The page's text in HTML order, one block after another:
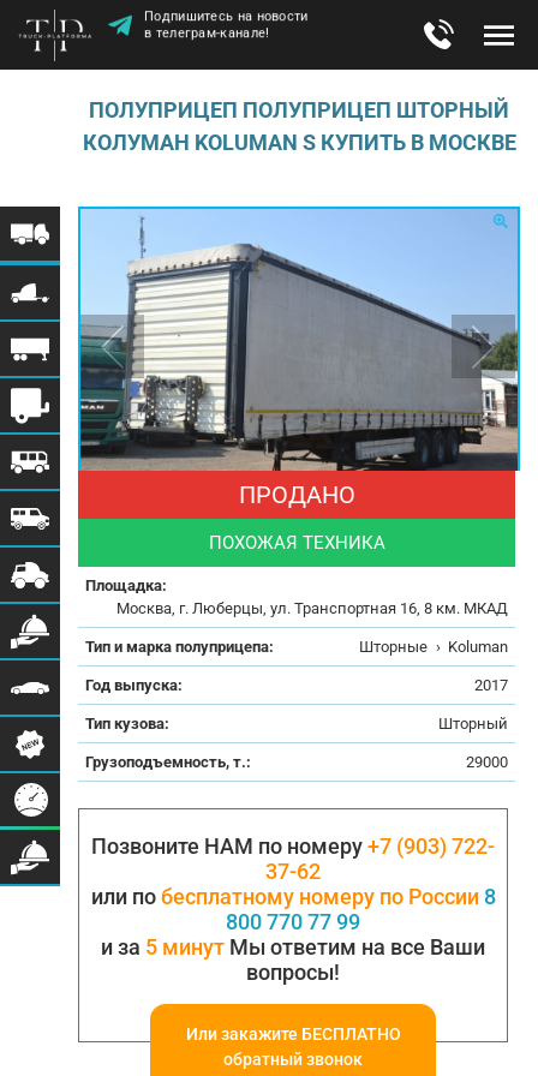
Подпишитесь на новости
в телеграм-канале!
ПОЛУПРИЦЕП ПОЛУПРИЦЕП ШТОРНЫЙ
КОЛУМАН KOLUMAN S КУПИТЬ В МОСКВЕ
ПРОДАНО
ПОХОЖАЯ ТЕХНИКА
Площадка:
Москва, г. Люберцы, ул. Транспортная 16, 8 км. МКАД
Тип и марка полуприцепа: Шторные › Koluman
Год выпуска: 2017
Тип кузова: Шторный
Грузоподъемность, т.: 29000
Позвоните НАМ по номеру+7 (903) 722-
37-62
или побесплатному номеру по России 8
800 770 77 99
и за 5 минут Мы ответим на все Ваши
вопросы!
Или закажите БЕСПЛАТНО
обратный звонок